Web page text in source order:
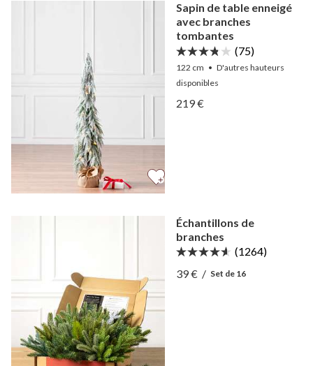
Sapin de table enneigé
avec branches
tombantes
(75)
122 cm • D'autres hauteurs
disponibles
Afficher Sapin de table
Afficher Sapin de table
219 €
Échantillons de
branches
(1264)
Afficher Échantillons de
Afficher Échantillons de
39 €/ Set de 16